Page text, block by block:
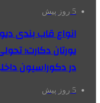
5 روز پیش
انواع قاب بندی
یورتان دکارت؛
در دکوراسیون
5 روز پیش